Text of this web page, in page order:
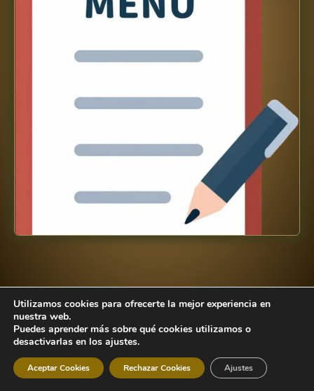
Utilizamos cookies para ofrecerte la mejor experiencia en
nuestra web.
Puedes aprender más sobre qué cookies utilizamos o
desactivarlas en los ajustes.
Aceptar Cookies Rechazar Cookies Ajustes